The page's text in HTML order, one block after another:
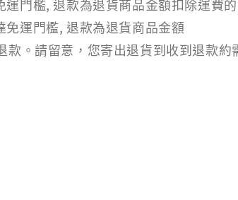
門檻, 退款為退貨商品金額扣除運費
運門檻, 退款為退貨商品金額
。請留意，您寄出退貨到收到退款